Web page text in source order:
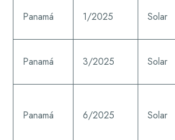
Panamá 1/2025 Solar
Panamá 3/2025 Solar
Panamá 6/2025 Solar